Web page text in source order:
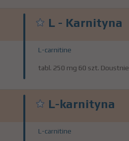
L - Karnityna
L-carnitine
tabl. 250 mg 60 szt. Doustnie
L-karnityna
L-carnitine